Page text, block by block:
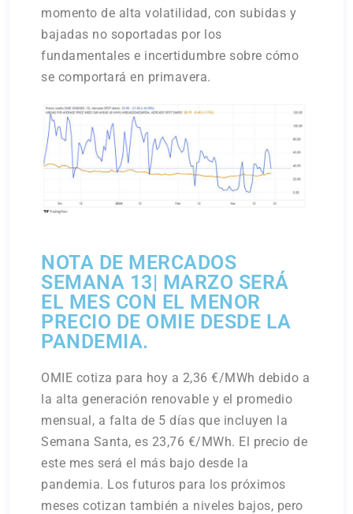
momento de alta volatilidad, con subidas y
bajadas no soportadas por los
fundamentales e incertidumbre sobre cómo
se comportará en primavera.
NOTA DE MERCADOS
SEMANA 13| MARZO SERÁ
EL MES CON EL MENOR
PRECIO DE OMIE DESDE LA
PANDEMIA.
OMIE cotiza para hoy a 2,36 €/MWh debido a
la alta generación renovable y el promedio
mensual, a falta de 5 días que incluyen la
Semana Santa, es 23,76 €/MWh. El precio de
este mes será el más bajo desde la
pandemia. Los futuros para los próximos
meses cotizan también a niveles bajos, pero